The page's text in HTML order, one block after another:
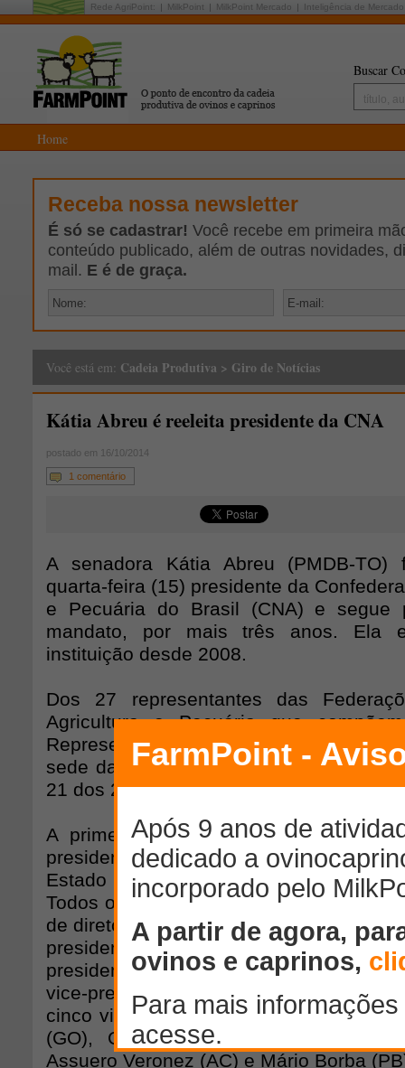
Rede AgriPoint: MilkPoint MilkPoint Mercado Inteligência de Mercado
Buscar
Home
Receba nossa newsletter
É só se cadastrar! Você recebe em primeira
conteúdo publicado, além de outras novidades,
mail. E é de graça.
Você está em: Cadeia Produtiva > Giro de Notícias
Kátia Abreu é reeleita presidente da CNA
postado em 16/10/2014
1 comentário
A senadora Kátia Abreu (PMDB-TO)
quarta-feira (15) presidente da
e Pecuária do Brasil (CNA) e segue
mandato, por mais três anos. Ela
instituição desde 2008.
Dos 27 representantes das
Agricultura e Pecuária que
Representantes da entidade, 22
sede da CNA, em Brasília. Kátia Abreu
21 dos 22 participantes da eleição, e
A primeira vice-presidência seguirá
presidente da Federação da
Estado da Bahia (FAEB), João
Todos os membros da chapa eleita
de diretorias das federações de seus
presidente executivo é Roberto
presidente secretário é José Zeferino
vice-presidente de finanças,
cinco vice-presidentes diretores são
(GO), Carlos Sperotto (RS), Júlio
Assuero Veronez (AC) e Mário Borba